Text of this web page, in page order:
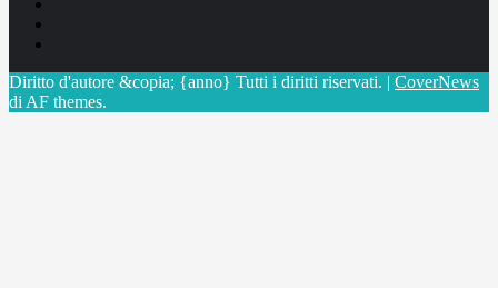
Diritto d'autore &copia; {anno} Tutti i diritti riservati. | CoverNews
di AF themes.